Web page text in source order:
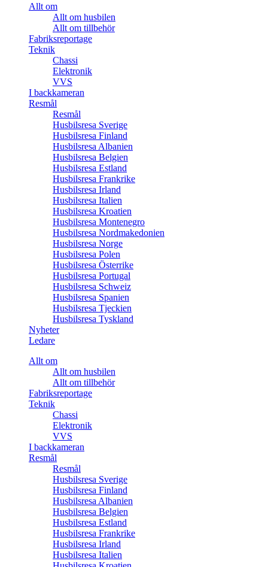
Allt om
Allt om husbilen
Allt om tillbehör
Fabriksreportage
Teknik
Chassi
Elektronik
VVS
I backkameran
Resmål
Resmål
Husbilsresa Sverige
Husbilsresa Finland
Husbilsresa Albanien
Husbilsresa Belgien
Husbilsresa Estland
Husbilsresa Frankrike
Husbilsresa Irland
Husbilsresa Italien
Husbilsresa Kroatien
Husbilsresa Montenegro
Husbilsresa Nordmakedonien
Husbilsresa Norge
Husbilsresa Polen
Husbilsresa Österrike
Husbilsresa Portugal
Husbilsresa Schweiz
Husbilsresa Spanien
Husbilsresa Tjeckien
Husbilsresa Tyskland
Nyheter
Ledare
Allt om
Allt om husbilen
Allt om tillbehör
Fabriksreportage
Teknik
Chassi
Elektronik
VVS
I backkameran
Resmål
Resmål
Husbilsresa Sverige
Husbilsresa Finland
Husbilsresa Albanien
Husbilsresa Belgien
Husbilsresa Estland
Husbilsresa Frankrike
Husbilsresa Irland
Husbilsresa Italien